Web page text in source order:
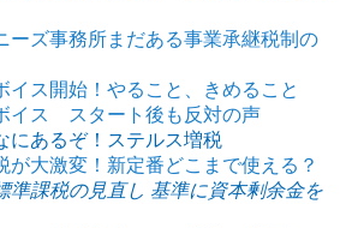
ズ事務所まだある事業承継税制の
ス開始！やること、きめること
イス スタート後も反対の声
あるぞ！ステルス増税
大激変！新定番どこまで使える？
課税の見直し 基準に資本剰余金を